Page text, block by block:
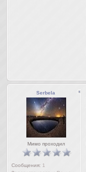
Serbela
Мимо проходил
Сообщения: 1